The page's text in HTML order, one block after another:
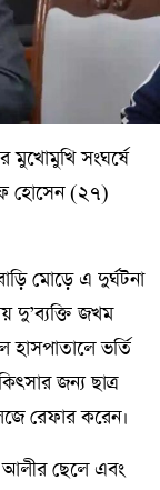
মুখোমুখি সংঘর্ষে
হোসেন (২৭)
মোড়ে এ দুর্ঘটনা
দু’ব্যক্তি জখম
ভর্তি
জন্য ছাত্র
রেফার করেন।
ছেলে এবং